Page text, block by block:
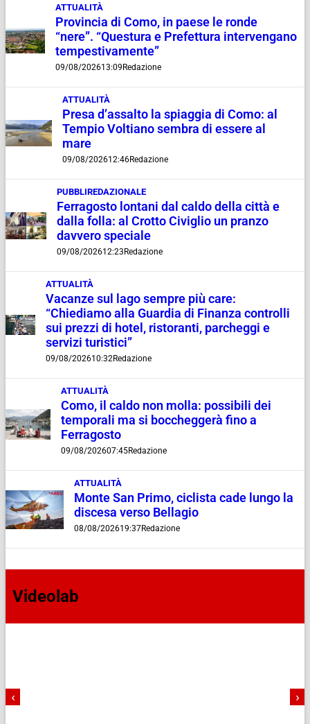
ATTUALITÀ
Provincia di Como, in paese le ronde
“nere”. “Questura e Prefettura intervengano
tempestivamente”
09/08/202613:09 Redazione
ATTUALITÀ
Presa d’assalto la spiaggia di Como: al
Tempio Voltiano sembra di essere al
mare
09/08/202612:46Redazione
PUBBLIREDAZIONALE
Ferragosto lontani dal caldo della città e
dalla folla: al Crotto Civiglio un pranzo
davvero speciale
09/08/202612:23 Redazione
ATTUALITÀ
Vacanze sul lago sempre più care:
“Chiediamo alla Guardia di Finanza controlli
sui prezzi di hotel, ristoranti, parcheggi e
servizi turistici”
09/08/202610:32Redazione
ATTUALITÀ
Como, il caldo non molla: possibili dei
temporali ma si boccheggerà fino a
Ferragosto
09/08/202607:45Redazione
ATTUALITÀ
Monte San Primo, ciclista cade lungo la
discesa verso Bellagio
08/08/202619:37Redazione
Videolab
‹ ›